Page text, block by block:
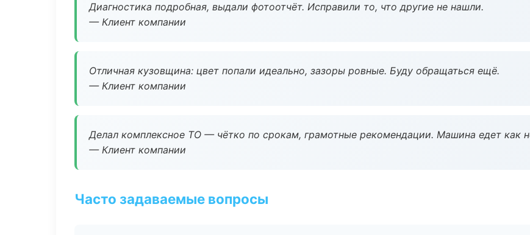
Диагностика подробная, выдали фотоотчёт. Исправили то, что другие не нашли.
— Клиент компании
Отличная кузовщина: цвет попали идеально, зазоры ровные. Буду обращаться ещё.
— Клиент компании
Делал комплексное ТО — чётко по срокам, грамотные рекомендации. Машина едет как
— Клиент компании
Часто задаваемые вопросы